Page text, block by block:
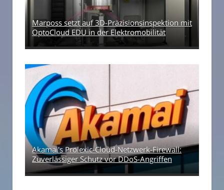
Marposs setzt auf 3D-Präzisionsinspektion mit
OptoCloud EDU in der Elektromobilität
Akamai's Prolexic-Cloud-Netzwerk-Firewall:
Zuverlässiger Schutz vor DDoS-Angriffen